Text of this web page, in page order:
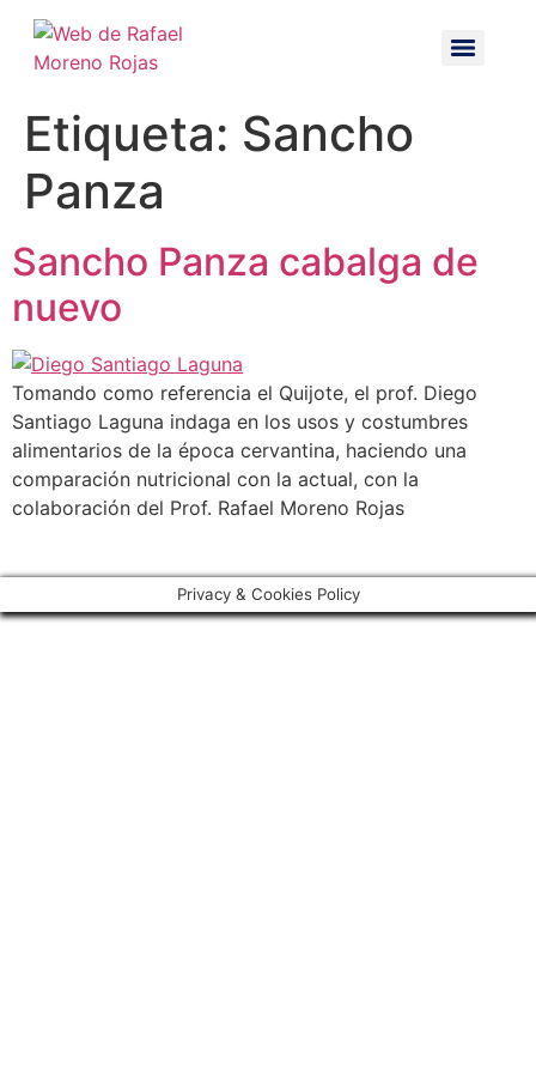
Etiqueta: Sancho
Panza
Sancho Panza cabalga de
nuevo
Tomando como referencia el Quijote, el prof. Diego
Santiago Laguna indaga en los usos y costumbres
alimentarios de la época cervantina, haciendo una
comparación nutricional con la actual, con la
colaboración del Prof. Rafael Moreno Rojas
Privacy & Cookies Policy